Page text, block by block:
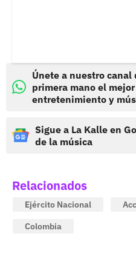
Únete a nuestro
primera mano el
entretenimiento y
Sigue a La Kalle en
de la música
Relacionados
Ejército Nacional
Colombia